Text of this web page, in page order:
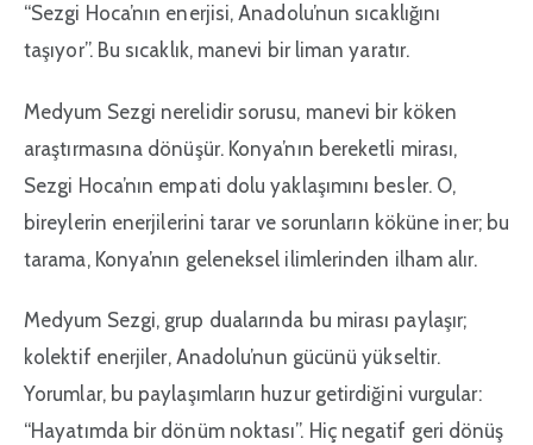
“Sezgi Hoca’nın enerjisi, Anadolu’nun sıcaklığını
taşıyor”. Bu sıcaklık, manevi bir liman yaratır.
Medyum Sezgi nerelidir sorusu, manevi bir köken
araştırmasına dönüşür. Konya’nın bereketli mirası,
Sezgi Hoca’nın empati dolu yaklaşımını besler. O,
bireylerin enerjilerini tarar ve sorunların köküne iner; bu
tarama, Konya’nın geleneksel ilimlerinden ilham alır.
Medyum Sezgi, grup dualarında bu mirası paylaşır;
kolektif enerjiler, Anadolu’nun gücünü yükseltir.
Yorumlar, bu paylaşımların huzur getirdiğini vurgular:
“Hayatımda bir dönüm noktası”. Hiç negatif geri dönüş